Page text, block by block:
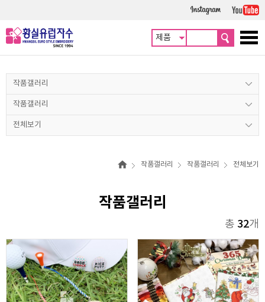
작품갤러리
작품갤러리
전체보기
작품갤러리 작품갤러리 전체보기
작품갤러리
총 32개